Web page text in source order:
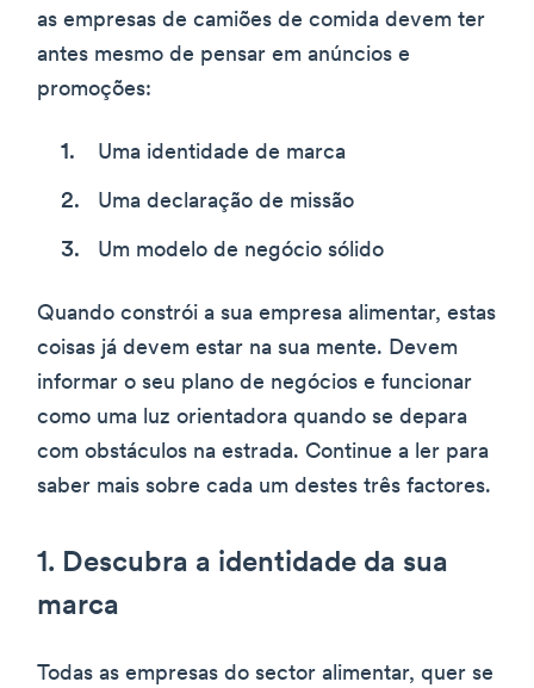
as empresas de camiões de comida devem ter
antes mesmo de pensar em anúncios e
promoções:
Uma identidade de marca
Uma declaração de missão
Um modelo de negócio sólido
Quando constrói a sua empresa alimentar, estas
coisas já devem estar na sua mente. Devem
informar o seu plano de negócios e funcionar
como uma luz orientadora quando se depara
com obstáculos na estrada. Continue a ler para
saber mais sobre cada um destes três factores.
1. Descubra a identidade da sua
marca
Todas as empresas do sector alimentar, quer se